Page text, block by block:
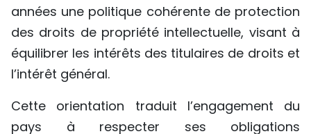
années une politique cohérente de protection
des droits de propriété intellectuelle, visant à
équilibrer les intérêts des titulaires de droits et
l’intérêt général.
Cette orientation traduit l’engagement du
pays à respecter ses obligations